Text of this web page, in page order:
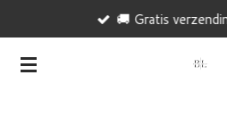
naar
🚚 Gratis